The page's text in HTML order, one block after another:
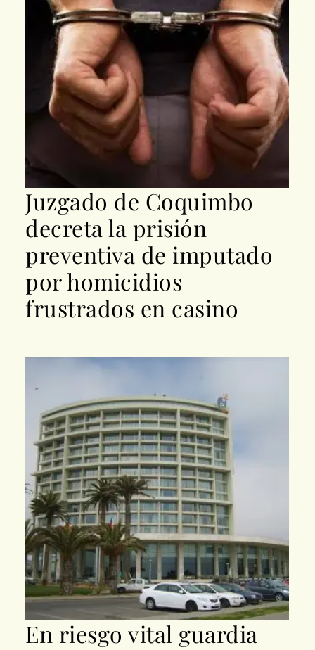
Juzgado de Coquimbo
decreta la prisión
preventiva de imputado
por homicidios
frustrados en casino
En riesgo vital guardia